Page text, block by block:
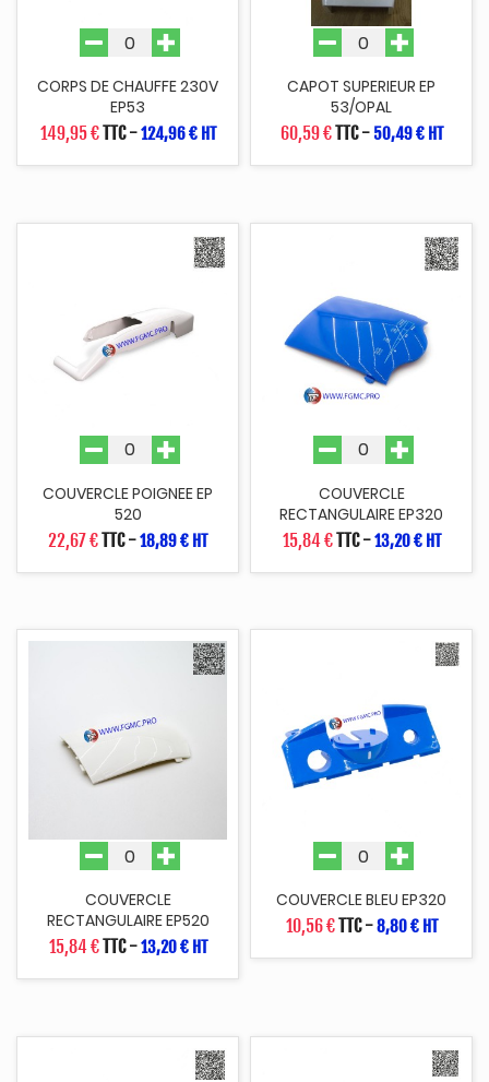
CORPS DE CHAUFFE 230V
EP53
149,95 €TTC-124,96 € HT
CAPOT SUPERIEUR EP
53/OPAL
60,59 €TTC- 50,49 € HT
COUVERCLE POIGNEE EP
520
22,67 €TTC-18,89 € HT
COUVERCLE
RECTANGULAIRE EP320
15,84 €TTC-13,20 € HT
COUVERCLE
RECTANGULAIRE EP520
15,84 €TTC-13,20 € HT
COUVERCLE BLEU EP320
10,56 €TTC-8,80 € HT